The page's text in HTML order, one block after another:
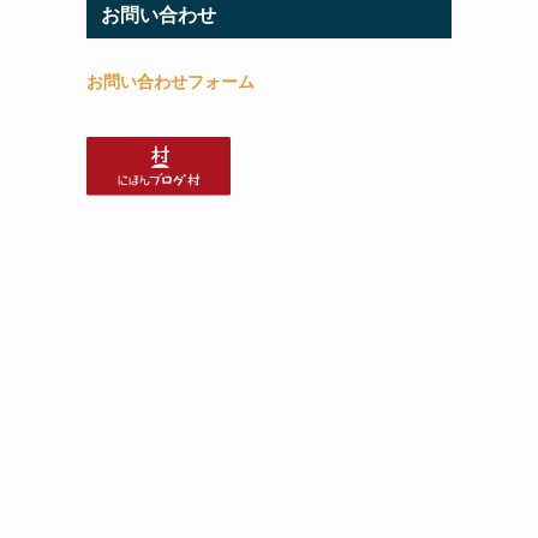
お問い合わせ
お問い合わせフォーム